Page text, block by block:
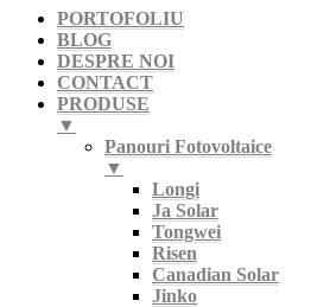
PORTOFOLIU
BLOG
DESPRE NOI
CONTACT
PRODUSE
▼
Panouri Fotovoltaice
▼
Longi
Ja Solar
Tongwei
Risen
Canadian Solar
Jinko